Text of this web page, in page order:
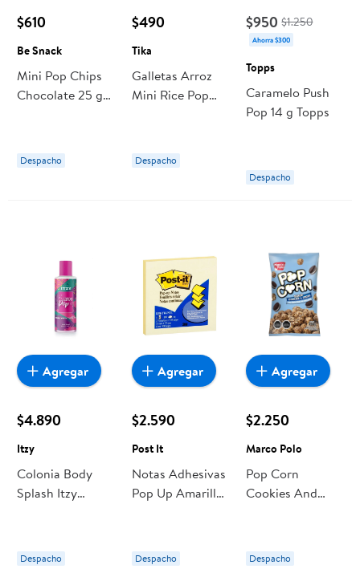
$610
Be Snack
Mini Pop Chips
Chocolate 25 g
Despacho
$490
Tika
Galletas Arroz
Mini Rice Pop
Despacho
$950 $1.250
Ahorra $300
Topps
Caramelo Push
Pop 14 g Topps
Despacho
$4.890
Itzy
Colonia Body
Splash Itzy
Despacho
Agregar
$2.590
Post It
Notas Adhesivas
Pop Up Amarilla
Despacho
Agregar
$2.250
Marco Polo
Pop Corn
Cookies And
Despacho
Agregar